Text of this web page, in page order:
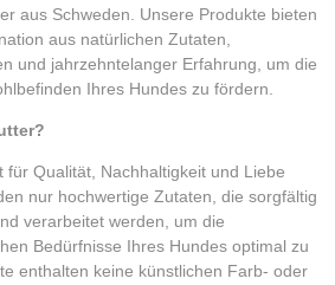
aus Schweden. Unsere Produkte bieten
aus natürlichen Zutaten,
und jahrzehntelanger Erfahrung, um die
Ihres Hundes zu fördern.
für Qualität, Nachhaltigkeit und Liebe
nur hochwertige Zutaten, die sorgfältig
verarbeitet werden, um die
Bedürfnisse Ihres Hundes optimal zu
enthalten keine künstlichen Farb- oder